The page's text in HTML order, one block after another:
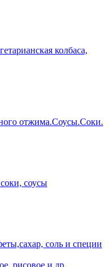
колбаса,
отжима.Соусы.Соки.
соусы
соль и специи